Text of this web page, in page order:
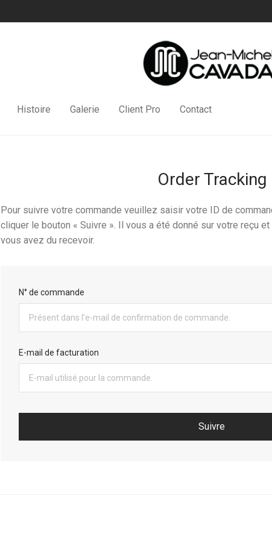
Histoire Galerie Client Pro Contact
Order Tracking
Pour suivre votre commande veuillez saisir votre ID de
cliquer le bouton « Suivre ». Il vous a été donné sur votre reçu
vous avez du recevoir.
N° de commande
E-mail de facturation
Suivre